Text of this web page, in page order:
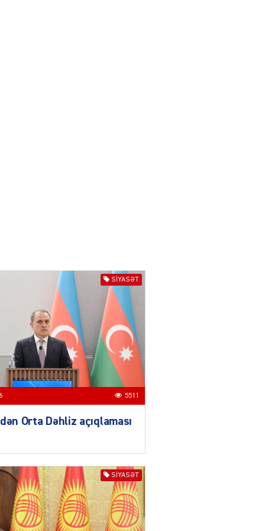
04.08.2026 4021
XİN rəhbərindən TRİPP
layihəsi ilə bağlı AÇIQLAMA
04.08.2026 4394
Müharibə Rusiyanın belini
Ekranlardan uzaq qalan
məşhur aktrisanın yeni
qazanc mənbəyi ortaya
çıxdı
04.08.2026 2176
SIYASƏT
5511
Orta Dəhliz açıqlaması
SIYASƏT